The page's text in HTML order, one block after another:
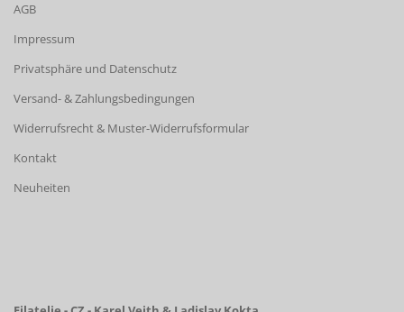
AGB
Impressum
Privatsphäre und Datenschutz
Versand- & Zahlungsbedingungen
Widerrufsrecht & Muster-Widerrufsformular
Kontakt
Neuheiten